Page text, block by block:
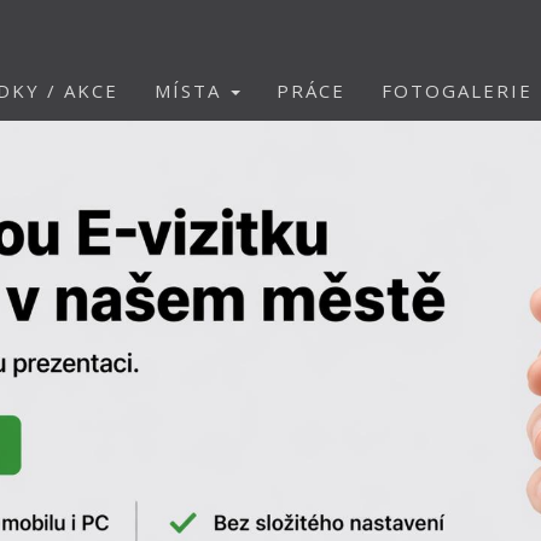
/ AKCE MÍSTA PRÁCE FOTOGALERIE